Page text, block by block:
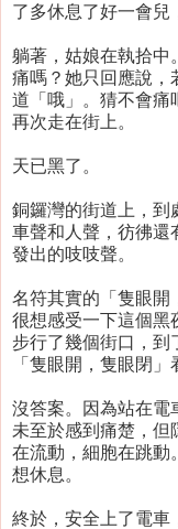
了多休息了好一會兒
躺著，姑娘在執拾中
痛嗎？她只回應說，
道「哦」。猜不會痛
再次走在街上。
天已黑了。
銅鑼灣的街道上，到
車聲和人聲，彷彿還
發出的吱吱聲。
名符其實的「隻眼開
很想感受一下這個黑
步行了幾個街口，到
「隻眼開，隻眼閉
沒答案。因為站在電
未至於感到痛楚，但
在流動，細胞在跳動
想休息。
終於，安全上了電車